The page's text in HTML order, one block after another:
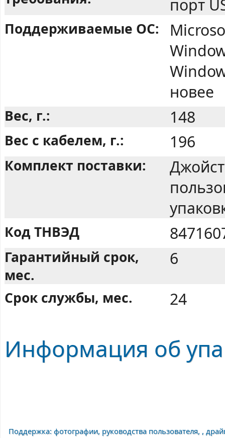
порт
Поддерживаемые ОС:
новее
Вес, г.: 148
Вес с кабелем, г.: 196
Комплект поставки:
Код ТНВЭД
Гарантийный срок,
мес.
6
Срок службы, мес. 24
Информация об
Поддержка: фотографии, руководства пользователя, ,